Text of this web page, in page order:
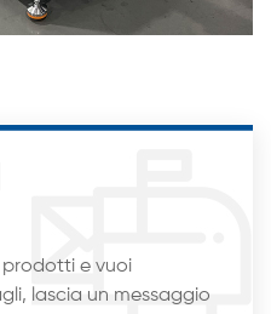
prodotti e vuoi
lascia un messaggio